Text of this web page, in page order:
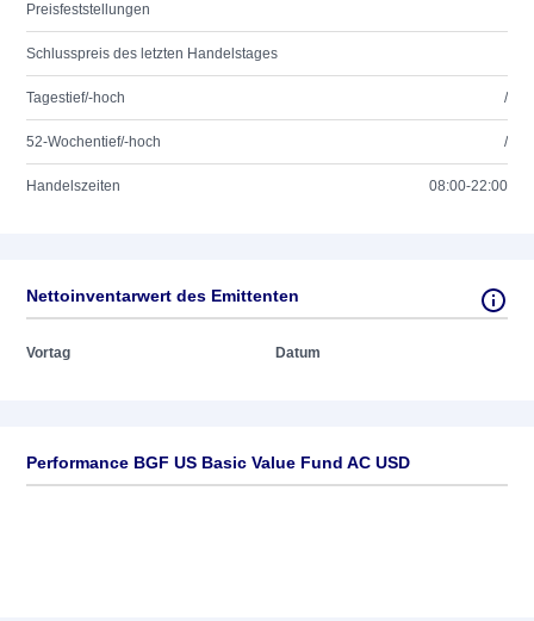
Preisfeststellungen
Schlusspreis des letzten Handelstages
Tagestief/-hoch /
52-Wochentief/-hoch /
Handelszeiten 08:00-22:00
Nettoinventarwert des Emittenten
Vortag Datum
Performance BGF US Basic Value Fund AC USD